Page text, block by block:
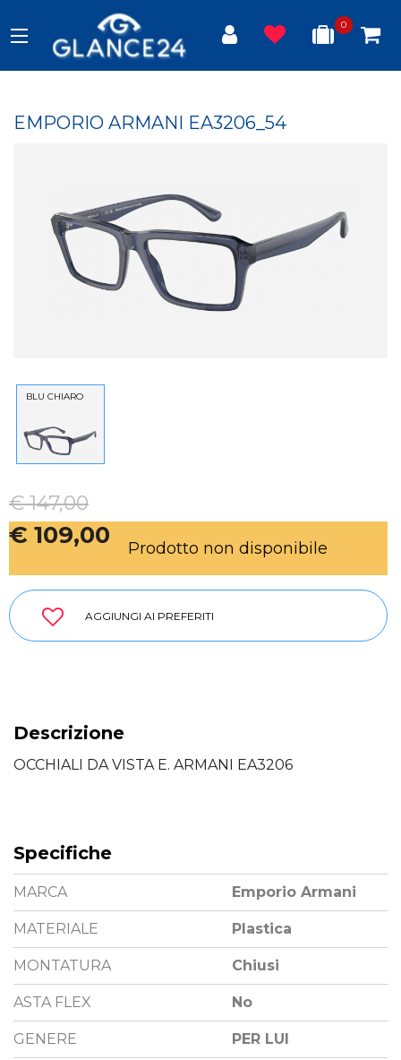
0
EMPORIO ARMANI EA3206_54
BLU CHIARO
€ 147,00
€ 109,00 Prodotto non disponibile
AGGIUNGI AI PREFERITI
Descrizione
OCCHIALI DA VISTA E. ARMANI EA3206
Specifiche
MARCA Emporio Armani
MATERIALE Plastica
MONTATURA Chiusi
ASTA FLEX No
GENERE PER LUI